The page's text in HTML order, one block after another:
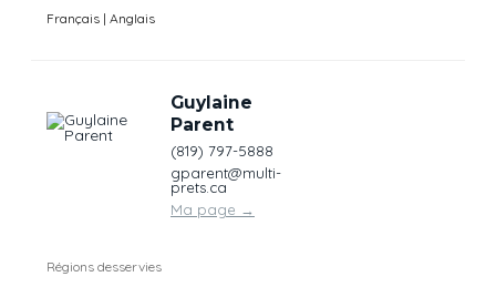
Français | Anglais
Guylaine
Parent
(819) 797-5888
gparent@multi-
prets.ca
Ma page →
Régions desservies